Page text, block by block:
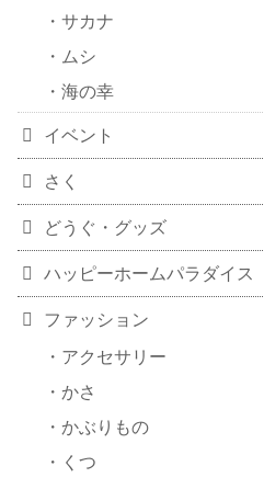
サカナ
ムシ
海の幸
イベント
さく
どうぐ・グッズ
ハッピーホームパラダイス
ファッション
アクセサリー
かさ
かぶりもの
くつ